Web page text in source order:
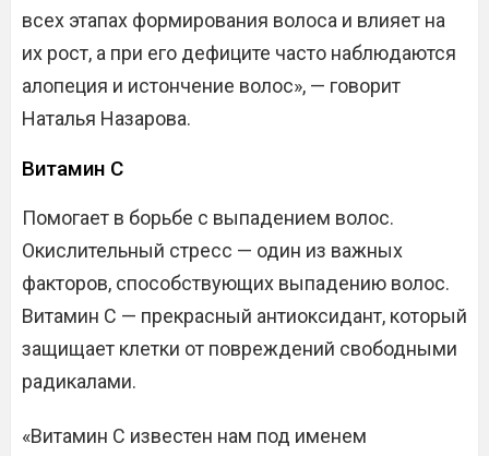
всех этапах формирования волоса и влияет на
их рост, а при его дефиците часто наблюдаются
алопеция и истончение волос», — говорит
Наталья Назарова.
Витамин C
Помогает в борьбе с выпадением волос.
Окислительный стресс — один из важных
факторов, способствующих выпадению волос.
Витамин С — прекрасный антиоксидант, который
защищает клетки от повреждений свободными
радикалами.
«Витамин С известен нам под именем